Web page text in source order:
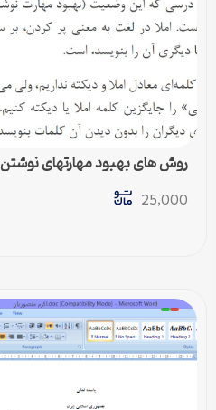
روش های بهبود مهارتهاي نوشتن
25,000